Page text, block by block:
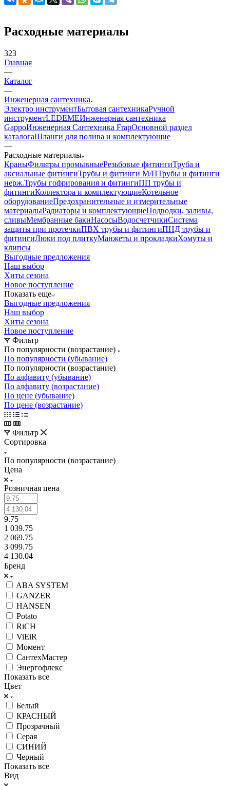
Расходные материалы
323
Главная
—
Каталог
—
Инженерная сантехника
Электро инструментБытовая сантехникаРучной
инструментLEDEMEИнженерная сантехника
GappoИнженерная Сантехника FrapОсновной раздел
каталогаШланги для полива и комплектующие
—
Расходные материалы
КраныФильтры промывныеРезьбовые фитингиТруба и
аксиальные фитингиТрубы и фитинги М/ПТрубы и фитинги
нерж.Трубы гофрирования и фитингиПП трубы и
фитингиКоллектора и комплектующиеКотельное
оборудованиеПредохранительные и измерительные
материалыРадиаторы и комплектующиеПодводки, заливы,
сливыМембранные бакиНасосыВодосчетчикиСистема
защиты при протечкиПВХ трубы и фитингиПНД трубы и
фитингиЛюки под плиткуМанжеты и прокладкиХомуты и
клипсы
Выгодные предложения
Наш выбор
Хиты сезона
Новое поступление
Показать еще
Выгодные предложения
Наш выбор
Хиты сезона
Новое поступление
Фильтр
По популярности (возрастание)
По популярности (убывание)
По популярности (возрастание)
По алфавиту (убывание)
По алфавиту (возрастание)
По цене (убывание)
По цене (возрастание)
Фильтр
Сортировка
По популярности (возрастание)
Цена
Розничная цена
9.75
1 039.75
2 069.75
3 099.75
4 130.04
Бренд
ABA SYSTEM
GANZER
HANSEN
Potato
RiCH
ViEiR
Момент
СантехМастер
Энергофлекс
Показать все
Цвет
Белый
КРАСНЫЙ
Прозрачный
Серая
СИНИЙ
Черный
Показать все
Вид